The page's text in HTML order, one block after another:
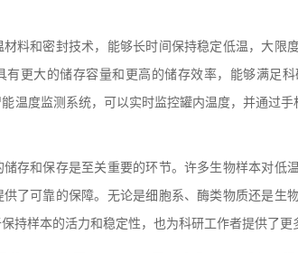
材料和密封技术，能够长时间保持稳定低温，大限
有更大的储存容量和更高的储存效率，能够满足
温度监测系统，可以实时监控罐内温度，并通过
和保存是至关重要的环节。许多生物样本对低
了可靠的保障。无论是细胞系、酶类物质还是生
持样本的活力和稳定性，也为科研工作者提供了更